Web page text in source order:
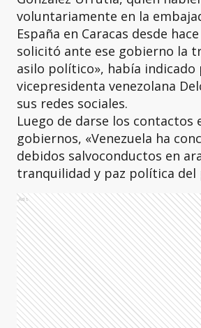
voluntariamente en la
España en Caracas desde
solicitó ante ese gobierno la
asilo político», había indicado
vicepresidenta venezolana
sus redes sociales.
Luego de darse los contactos
gobiernos, «Venezuela ha
debidos salvoconductos en
tranquilidad y paz política del
Ads